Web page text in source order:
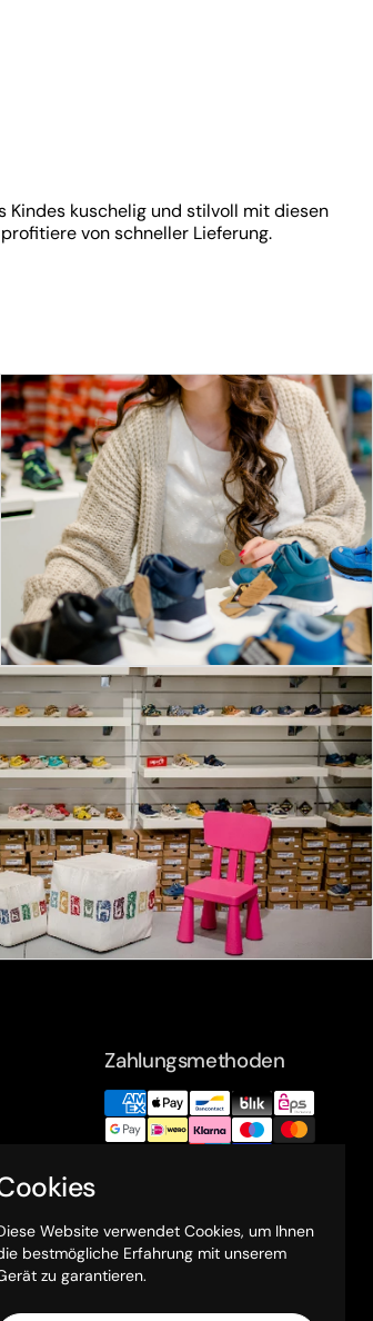
kuschelig und stilvoll mit diesen
von schneller Lieferung.
Zahlungsmethoden
Website verwendet Cookies, um Ihnen
bestmögliche Erfahrung mit unserem
zu garantieren.